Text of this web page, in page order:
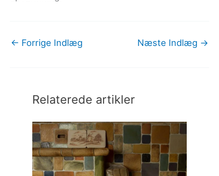
← Forrige Indlæg Næste Indlæg →
Relaterede artikler